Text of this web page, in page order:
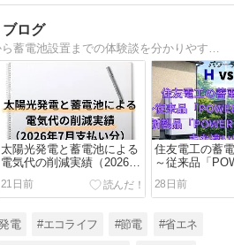
ブログ
太陽光発電の卒ＦＩＴから蓄電池設置までの体験談を分かりやすくお届けします！
太陽光発電と蓄電池による
電気代の削減実績（2026年
7月支払い分）
21日前
住友電工の蓄
～従来品「
DEPO® H」と
「POWER
主な違いは？～
28日前
電 #エコライフ #節電 #省エネ